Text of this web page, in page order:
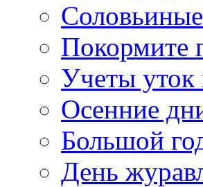
Покормите
Учеты
Осенние
Большой
День